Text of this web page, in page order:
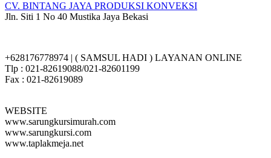
CV. BINTANG JAYA PRODUKSI KONVEKSI
Jln. Siti 1 No 40 Mustika Jaya Bekasi
+628176778974 | ( SAMSUL HADI ) LAYANAN ONLINE
Tlp : 021-82619088/021-82601199
Fax : 021-82619089
WEBSITE
www.sarungkursimurah.com
www.sarungkursi.com
www.taplakmeja.net